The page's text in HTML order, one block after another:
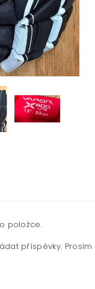
položce.
příspěvky. Prosím